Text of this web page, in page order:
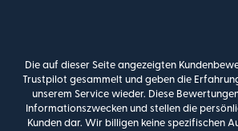
Die auf dieser Seite angezeigten
Trustpilot gesammelt und geben die
unserem Service wieder. Diese
Informationszwecken und stellen die
Kunden dar. Wir billigen keine spezifischen